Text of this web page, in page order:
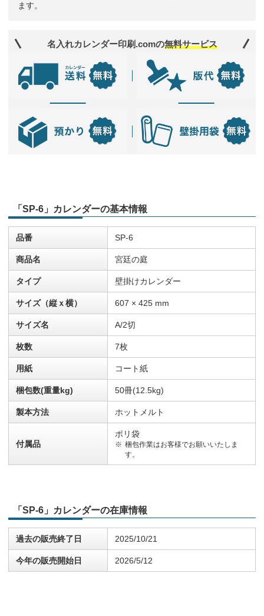
ます。
名入れカレンダー印刷.comの無料サービス
「SP-6」カレンダーの基本情報
品番 SP-6
商品名 宮廷の庭
タイプ 壁掛けカレンダー
サイズ（縦ｘ横） 607 × 425 mm
サイズ名 A/2切
枚数 7枚
用紙 コート紙
梱包数(重量kg) 50冊(12.5kg)
製本方法 ホットメルト
付属品
ポリ袋
梱包作業はお客様でお願いいたしま
す。
「SP-6」カレンダーの在庫情報
過去の販売終了日 2025/10/21
今年の販売開始日 2026/5/12